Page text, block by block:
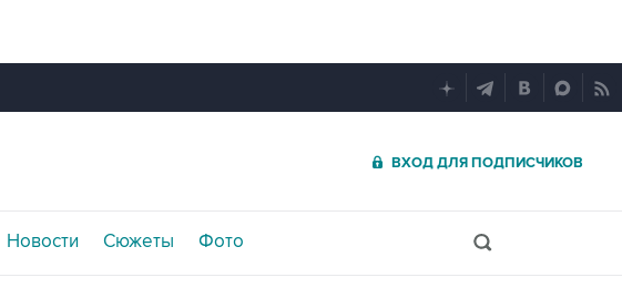
ВХОД ДЛЯ ПОДПИСЧИКОВ
Новости Сюжеты Фото